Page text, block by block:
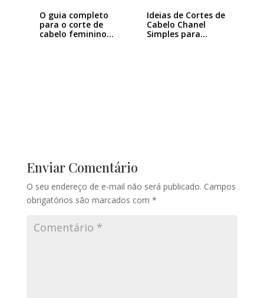
O guia completo
para o corte de
cabelo feminino…
Ideias de Cortes de
Cabelo Chanel
Simples para…
Enviar Comentário
O seu endereço de e-mail não será publicado. Campos
obrigatórios são marcados com *